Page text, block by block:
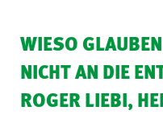
WIESO
NICHT AN DIE
ROGER LIEBI,